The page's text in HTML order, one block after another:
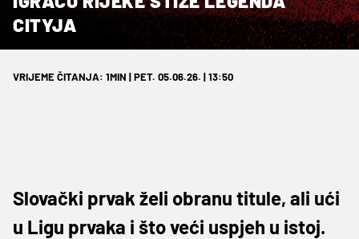
CITYJA
VRIJEME ČITANJA: 1MIN | PET. 05.06.26. | 13:50
Slovački prvak želi obranu titule, ali ući
u Ligu prvaka i što veći uspjeh u istoj.